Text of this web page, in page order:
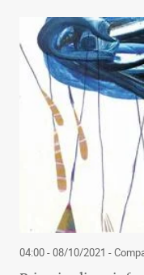
04:00 - 08/10/2021 -